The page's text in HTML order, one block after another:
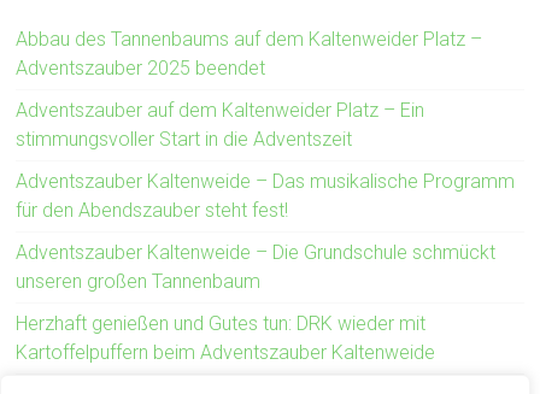
Abbau des Tannenbaums auf dem Kaltenweider Platz –
Adventszauber 2025 beendet
Adventszauber auf dem Kaltenweider Platz – Ein
stimmungsvoller Start in die Adventszeit
Adventszauber Kaltenweide – Das musikalische Programm
für den Abendszauber steht fest!
Adventszauber Kaltenweide – Die Grundschule schmückt
unseren großen Tannenbaum
Herzhaft genießen und Gutes tun: DRK wieder mit
Kartoffelpuffern beim Adventszauber Kaltenweide